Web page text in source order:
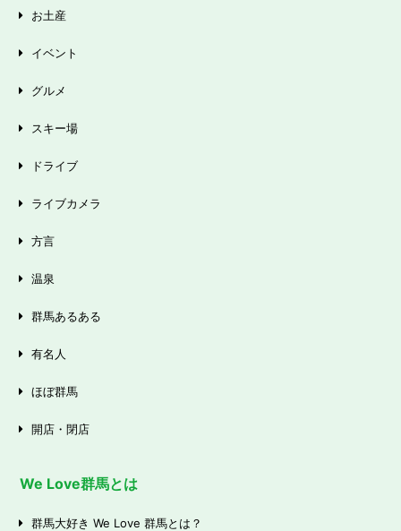
お土産
イベント
グルメ
スキー場
ドライブ
ライブカメラ
方言
温泉
群馬あるある
有名人
ほぼ群馬
開店・閉店
We Love群馬とは
群馬大好き We Love 群馬とは？